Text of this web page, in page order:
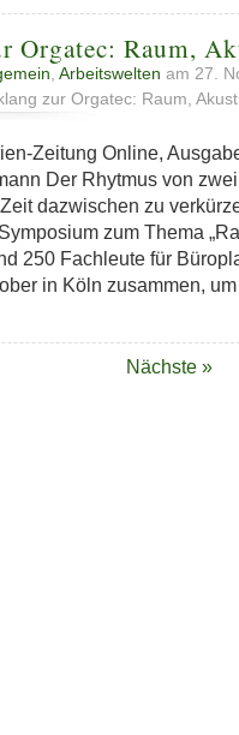
Orgatec: Raum,
Arbeitswelten am 27.
zur Orgatec: Raum,
Zeitung Online,
Der Rhytmus von
dazwischen zu
zum Thema
250 Fachleute für
in Köln zusammen,
Nächste »